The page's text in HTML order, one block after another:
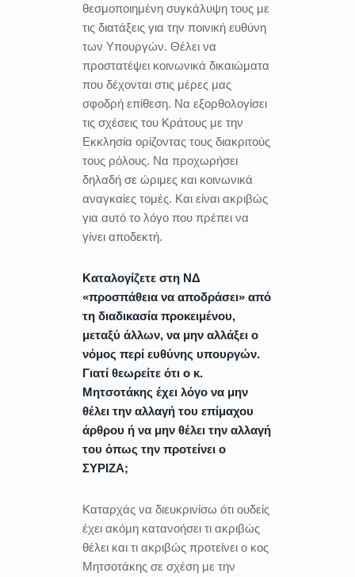
θεσμοποιημένη συγκάλυψη τους με
τις διατάξεις για την ποινική ευθύνη
των Υπουργών. Θέλει να
προστατέψει κοινωνικά δικαιώματα
που δέχονται στις μέρες μας
σφοδρή επίθεση. Να εξορθολογίσει
τις σχέσεις του Κράτους με την
Εκκλησία ορίζοντας τους διακριτούς
τους ρόλους. Να προχωρήσει
δηλαδή σε ώριμες και κοινωνικά
αναγκαίες τομές. Και είναι ακριβώς
για αυτό το λόγο που πρέπει να
γίνει αποδεκτή.
Καταλογίζετε στη ΝΔ
«προσπάθεια να αποδράσει» από
τη διαδικασία προκειμένου,
μεταξύ άλλων, να μην αλλάξει ο
νόμος περί ευθύνης υπουργών.
Γιατί θεωρείτε ότι ο κ.
Μητσοτάκης έχει λόγο να μην
θέλει την αλλαγή του επίμαχου
άρθρου ή να μην θέλει την αλλαγή
του όπως την προτείνει ο
ΣΥΡΙΖΑ;
Καταρχάς να διευκρινίσω ότι ουδείς
έχει ακόμη κατανοήσει τι ακριβώς
θέλει και τι ακριβώς προτείνει ο κος
Μητσοτάκης σε σχέση με την